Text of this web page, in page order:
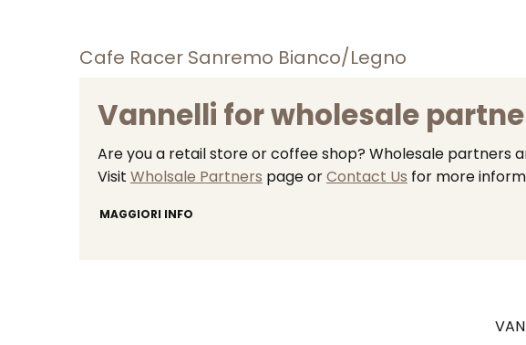
Cafe Racer Sanremo Bianco/Legno
Vannelli for wholesale
Are you a retail store or coffee shop? Wholesale partners
Visit Wholsale Partners page orContact Us for more
MAGGIORI INFO